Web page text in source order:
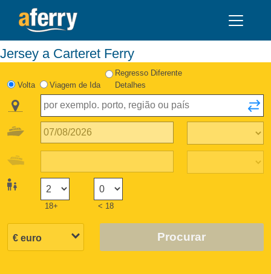
Jersey a Carteret Ferry
Volta Viagem de Ida
Regresso Diferente
Detalhes
18+ < 18
Procurar